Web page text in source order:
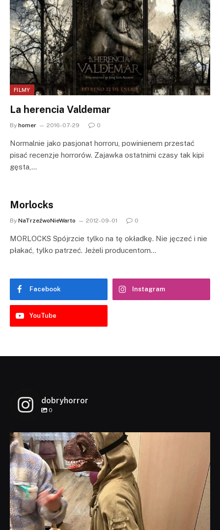
FILMY
La herencia Valdemar
By homer 2016-07-29 0
Normalnie jako pasjonat horroru, powinienem przestać
pisać recenzje horrorów. Zajawka ostatnimi czasy tak kipi
gęsta,…
Morlocks
By NaTrzeźwoNieWarto 2012-09-01 0
MORLOCKS Spójrzcie tylko na tę okładkę. Nie jęczeć i nie
płakać, tylko patrzeć. Jeżeli producentom…
Facebook Instagram
YouTube
dobryhorror
0
dobryhorror
Lis 1